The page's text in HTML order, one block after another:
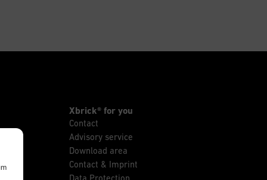
Xbrick® for you
Contact
Advisory service
Download area
Contact & Imprint